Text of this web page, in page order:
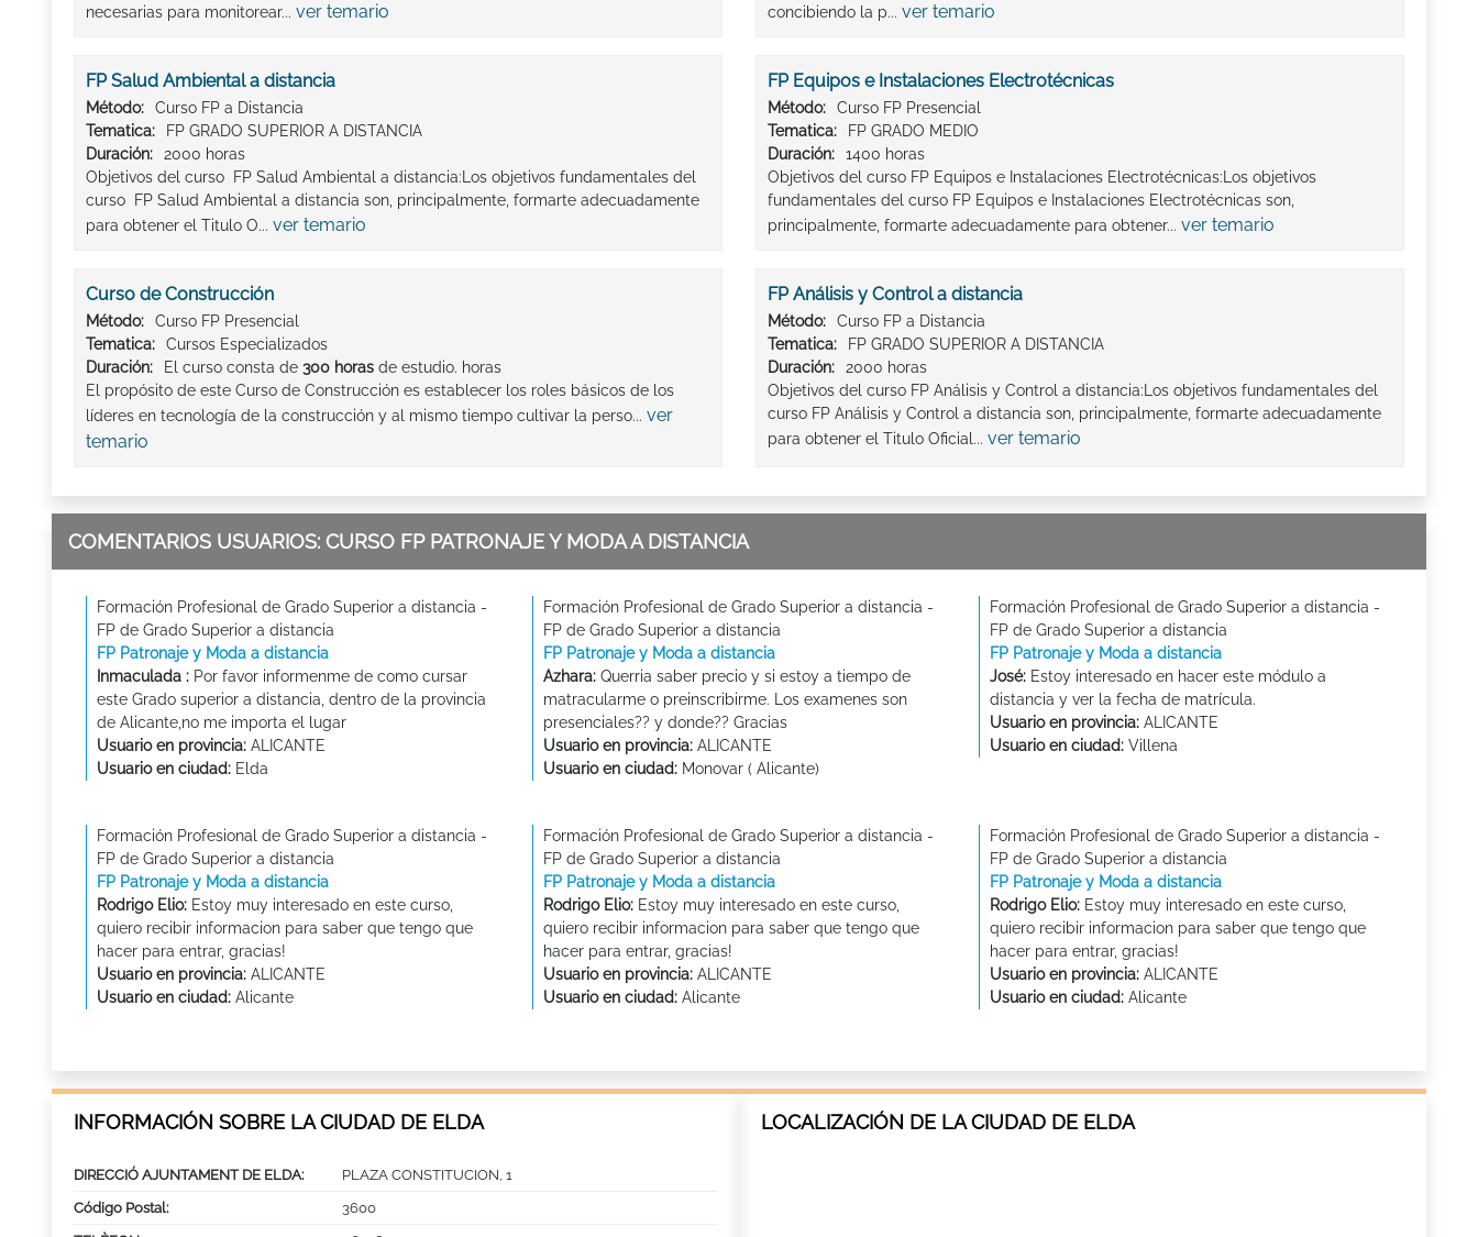
necesarias para monitorear... ver temario
concibiendo la p... ver temario
FP Salud Ambiental a distancia
Método:
Curso FP a Distancia
Tematica:
FP GRADO SUPERIOR A DISTANCIA
Duración:
2000 horas
Objetivos del curso FP Salud Ambiental a distancia:Los objetivos fundamentales del
curso FP Salud Ambiental a distancia son, principalmente, formarte adecuadamente
para obtener el Titulo O... ver temario
FP Equipos e Instalaciones Electrotécnicas
Método:
Curso FP Presencial
Tematica:
FP GRADO MEDIO
Duración:
1400 horas
Objetivos del curso FP Equipos e Instalaciones Electrotécnicas:Los objetivos
fundamentales del curso FP Equipos e Instalaciones Electrotécnicas son,
principalmente, formarte adecuadamente para obtener... ver temario
Curso de Construcción
Método:
Curso FP Presencial
Tematica:
Cursos Especializados
Duración:
El curso consta de 300 horas de estudio. horas
El propósito de este Curso de Construcción es establecer los roles básicos de los
líderes en tecnología de la construcción y al mismo tiempo cultivar la perso... ver
temario
FP Análisis y Control a distancia
Método:
Curso FP a Distancia
Tematica:
FP GRADO SUPERIOR A DISTANCIA
Duración:
2000 horas
Objetivos del curso FP Análisis y Control a distancia:Los objetivos fundamentales del
curso FP Análisis y Control a distancia son, principalmente, formarte adecuadamente
para obtener el Titulo Oficial... ver temario
COMENTARIOS USUARIOS: CURSO FP PATRONAJE Y MODA A DISTANCIA
Formación Profesional de Grado Superior a distancia -
FP de Grado Superior a distancia
FP Patronaje y Moda a distancia
Inmaculada : Por favor informenme de como cursar
este Grado superior a distancia, dentro de la provincia
de Alicante,no me importa el lugar
Usuario en provincia: ALICANTE
Usuario en ciudad: Elda
Formación Profesional de Grado Superior a distancia -
FP de Grado Superior a distancia
FP Patronaje y Moda a distancia
Azhara: Querria saber precio y si estoy a tiempo de
matracularme o preinscribirme. Los examenes son
presenciales?? y donde?? Gracias
Usuario en provincia: ALICANTE
Usuario en ciudad: Monovar ( Alicante)
Formación Profesional de Grado Superior a distancia -
FP de Grado Superior a distancia
FP Patronaje y Moda a distancia
José: Estoy interesado en hacer este módulo a
distancia y ver la fecha de matrícula.
Usuario en provincia: ALICANTE
Usuario en ciudad: Villena
Formación Profesional de Grado Superior a distancia -
FP de Grado Superior a distancia
FP Patronaje y Moda a distancia
Rodrigo Elio: Estoy muy interesado en este curso,
quiero recibir informacion para saber que tengo que
hacer para entrar, gracias!
Usuario en provincia: ALICANTE
Usuario en ciudad: Alicante
Formación Profesional de Grado Superior a distancia -
FP de Grado Superior a distancia
FP Patronaje y Moda a distancia
Rodrigo Elio: Estoy muy interesado en este curso,
quiero recibir informacion para saber que tengo que
hacer para entrar, gracias!
Usuario en provincia: ALICANTE
Usuario en ciudad: Alicante
Formación Profesional de Grado Superior a distancia -
FP de Grado Superior a distancia
FP Patronaje y Moda a distancia
Rodrigo Elio: Estoy muy interesado en este curso,
quiero recibir informacion para saber que tengo que
hacer para entrar, gracias!
Usuario en provincia: ALICANTE
Usuario en ciudad: Alicante
INFORMACIÓN SOBRE LA CIUDAD DE ELDA
DIRECCIÓ AJUNTAMENT DE ELDA:
PLAZA CONSTITUCION, 1
Código Postal:
3600
LOCALIZACIÓN DE LA CIUDAD DE ELDA